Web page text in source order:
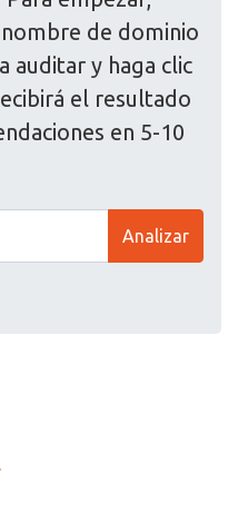
de dominio
auditar y haga clic
el resultado
en 5-10
Analizar